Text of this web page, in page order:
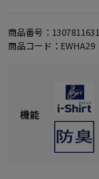
商品番号： 1307811631
商品コード： EWHA29
機能